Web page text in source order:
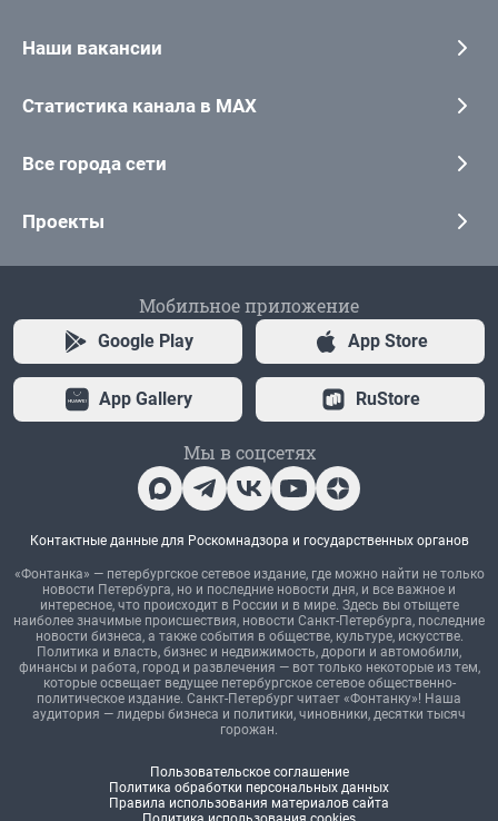
Наши вакансии
Статистика канала в MAX
Все города сети
Проекты
Мобильное приложение
Google Play App Store
App Gallery RuStore
Мы в соцсетях
Контактные данные для Роскомнадзора и государственных органов
«Фонтанка» — петербургское сетевое издание, где можно найти не только
новости Петербурга, но и последние новости дня, и все важное и
интересное, что происходит в России и в мире. Здесь вы отыщете
наиболее значимые происшествия, новости Санкт-Петербурга, последние
новости бизнеса, а также события в обществе, культуре, искусстве.
Политика и власть, бизнес и недвижимость, дороги и автомобили,
финансы и работа, город и развлечения — вот только некоторые из тем,
которые освещает ведущее петербургское сетевое общественно-
политическое издание. Санкт-Петербург читает «Фонтанку»! Наша
аудитория — лидеры бизнеса и политики, чиновники, десятки тысяч
горожан.
Пользовательское соглашение
Политика обработки персональных данных
Правила использования материалов сайта